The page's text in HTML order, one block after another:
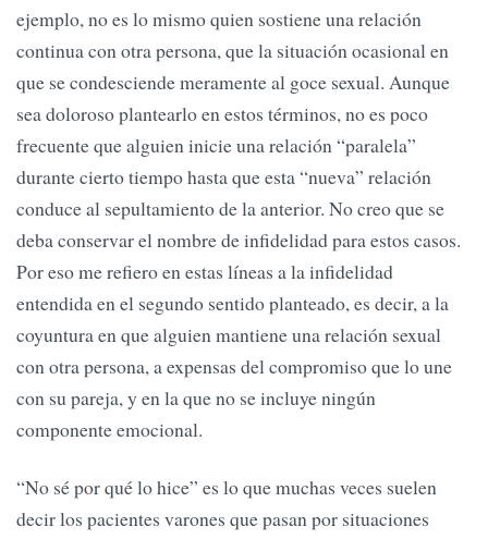
ejemplo, no es lo mismo quien sostiene una relación
continua con otra persona, que la situación ocasional en
que se condesciende meramente al goce sexual. Aunque
sea doloroso plantearlo en estos términos, no es poco
frecuente que alguien inicie una relación “paralela”
durante cierto tiempo hasta que esta “nueva” relación
conduce al sepultamiento de la anterior. No creo que se
deba conservar el nombre de infidelidad para estos casos.
Por eso me refiero en estas líneas a la infidelidad
entendida en el segundo sentido planteado, es decir, a la
coyuntura en que alguien mantiene una relación sexual
con otra persona, a expensas del compromiso que lo une
con su pareja, y en la que no se incluye ningún
componente emocional.
“No sé por qué lo hice” es lo que muchas veces suelen
decir los pacientes varones que pasan por situaciones